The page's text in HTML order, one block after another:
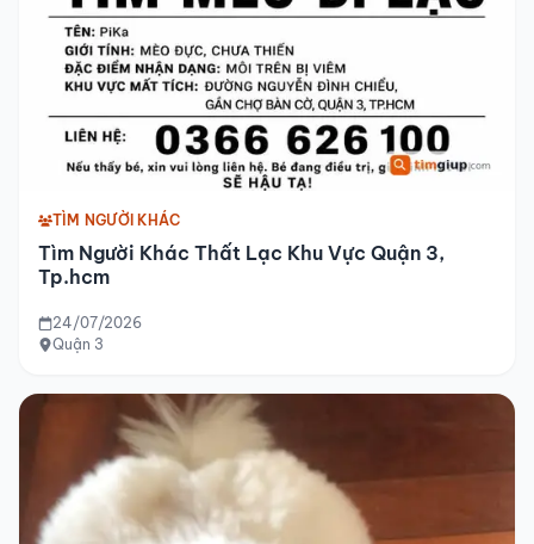
TÌM NGƯỜI KHÁC
Tìm Người Khác Thất Lạc Khu Vực Quận 3,
Tp.hcm
24/07/2026
Quận 3